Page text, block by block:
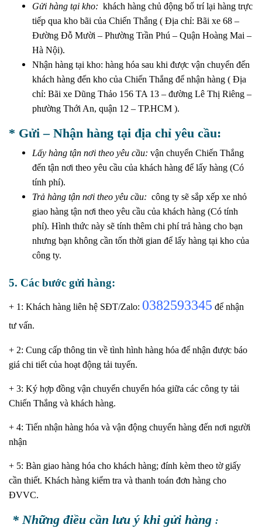
Gửi hàng tại kho: khách hàng chủ động bố trí lại hàng trực
tiếp qua kho bãi của Chiến Thắng ( Địa chỉ: Bãi xe 68 –
Đường Đỗ Mười – Phường Trần Phú – Quận Hoàng Mai –
Hà Nội).
Nhận hàng tại kho: hàng hóa sau khi được vận chuyển đến
khách hàng đến kho của Chiến Thắng để nhận hàng ( Địa
chỉ: Bãi xe Dũng Thảo 156 TA 13 – đường Lê Thị Riêng –
phường Thới An, quận 12 – TP.HCM ).
* Gửi – Nhận hàng tại địa chỉ yêu cầu:
Lấy hàng tận nơi theo yêu cầu: vận chuyển Chiến Thắng
đến tận nơi theo yêu cầu của khách hàng để lấy hàng (Có
tính phí).
Trả hàng tận nơi theo yêu cầu: công ty sẽ sắp xếp xe nhỏ
giao hàng tận nơi theo yêu cầu của khách hàng (Có tính
phí). Hình thức này sẽ tính thêm chi phí trả hàng cho bạn
nhưng bạn không cần tốn thời gian để lấy hàng tại kho của
công ty.
5. Các bước gửi hàng:
+ 1: Khách hàng liên hệ SĐT/Zalo: 0382593345 để nhận
tư vấn.
+ 2: Cung cấp thông tin về tình hình hàng hóa để nhận được báo
giá chi tiết của hoạt động tải tuyến.
+ 3: Ký hợp đồng vận chuyển chuyển hóa giữa các công ty tải
Chiến Thắng và khách hàng.
+ 4: Tiến nhận hàng hóa và vận động chuyển hàng đến nơi người
nhận
+ 5: Bàn giao hàng hóa cho khách hàng; đính kèm theo tờ giấy
cần thiết. Khách hàng kiểm tra và thanh toán đơn hàng cho
ĐVVC.
* Những điều cần lưu ý khi gửi hàng :